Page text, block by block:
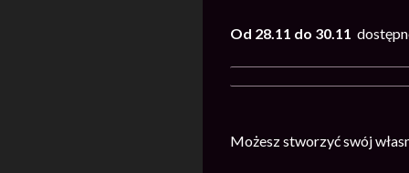
Od 28.11 do 30.11
Możesz stworzyć swój